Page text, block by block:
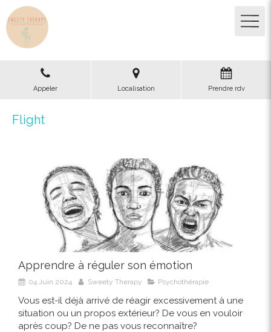
Appeler Localisation Prendre rdv
Flight
Apprendre à réguler son émotion
04 Juin 2024 Sweety Therapy Psychothérapie
Vous est-il déjà arrivé de réagir excessivement à une
situation ou un propos extérieur? De vous en vouloir
après coup? De ne pas vous reconnaître?